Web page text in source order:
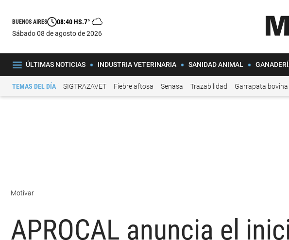
BUENOS AIRES 08:40 HS.7°
sábado 08 de agosto de 2026
ÚLTIMAS NOTICIAS INDUSTRIA VETERINARIA SANIDAD ANIMAL
TEMAS DEL DÍA SIGTRAZAVET Fiebre aftosa Senasa Trazabilidad Garrapata bovina
Motivar
APROCAL anuncia el